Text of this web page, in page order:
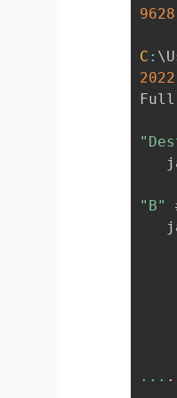
9628
C :
2022
Full
"B"
... .